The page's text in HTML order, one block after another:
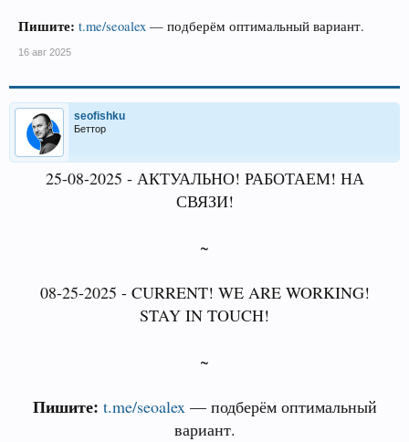
Пишите: t.me/seoalex — подберём оптимальный вариант.
16 авг 2025
seofishku
Беттор
25-08-2025 - АКТУАЛЬНО! РАБОТАЕМ! НА
СВЯЗИ!
~
08-25-2025 - CURRENT! WE ARE WORKING!
STAY IN TOUCH!
~
Пишите: t.me/seoalex— подберём оптимальный
вариант.